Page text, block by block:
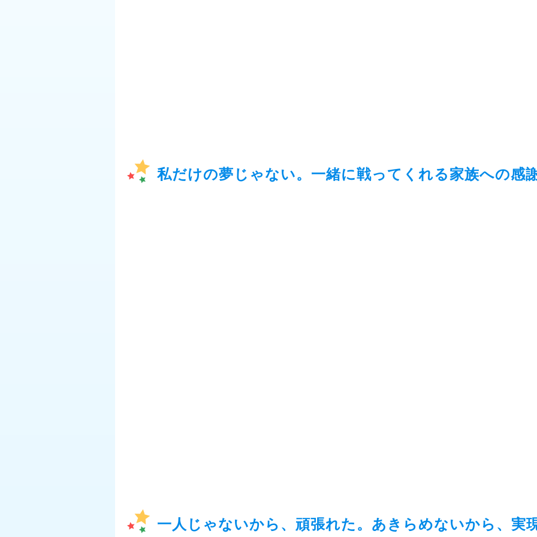
私だけの夢じゃない。一緒に戦ってくれる家族への感
一人じゃないから、頑張れた。あきらめないから、実